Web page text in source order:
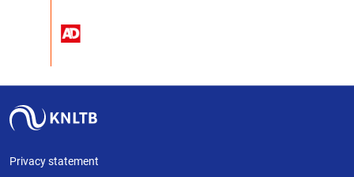
Privacy statement